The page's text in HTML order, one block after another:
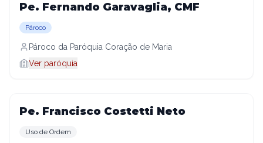
Pe. Fernando Garavaglia, CMF
Pároco
Pároco da Paróquia Coração de Maria
Ver paróquia
Pe. Francisco Costetti Neto
Uso de Ordem